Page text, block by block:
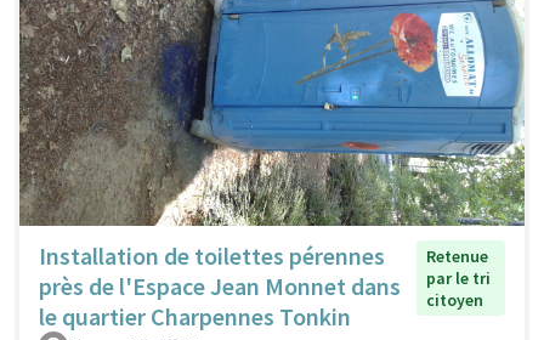
Installation de toilettes pérennes
près de l'Espace Jean Monnet dans
le quartier Charpennes Tonkin
Retenue
par le tri
citoyen